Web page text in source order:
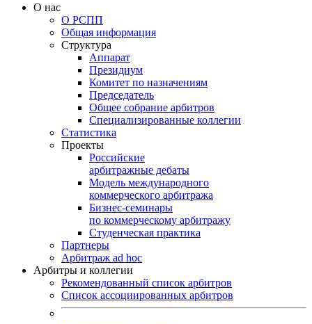
О нас
О РСПП
Общая информация
Структура
Аппарат
Президиум
Комитет по назначениям
Председатель
Общее собрание арбитров
Специализированные коллегии
Статистика
Проекты
Российские
арбитражные дебаты
Модель международного
коммерческого арбитража
Бизнес-семинары
по коммерческому арбитражу
Студенческая практика
Партнеры
Арбитраж ad hoc
Арбитры и коллегии
Рекомендованный список арбитров
Список ассоциированных арбитров